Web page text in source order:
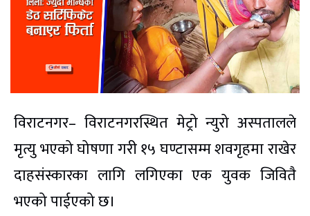
विराटनगर– विराटनगरस्थित मेट्रो न्युरो अस्पतालले
मृत्यु भएको घोषणा गरी १५ घण्टासम्म शवगृहमा राखेर
दाहसंस्कारका लागि लगिएका एक युवक जिवितै
भएको पाईएको छ।